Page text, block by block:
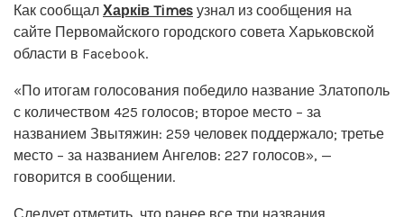
Как сообщал Харків Times узнал из сообщения на
сайте Первомайского городского совета Харьковской
области в Facebook.
«По итогам голосования победило название Златополь
с количеством 425 голосов; второе место – за
названием Звытяжин: 259 человек поддержало; третье
место – за названием Ангелов: 227 голосов», —
говорится в сообщении.
Следует отметить, что ранее все три названия